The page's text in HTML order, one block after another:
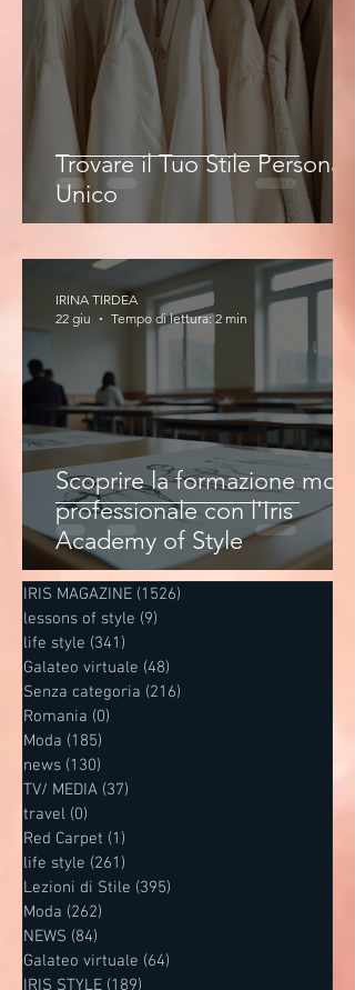
Trovare il Tuo Stile Personale
Unico
Scoprire la formazione moda
professionale con l'Iris
Academy of Style
IRINA TIRDEA
22 giu
Tempo di lettura: 2 min
IRIS MAGAZINE (1526)
lessons of style (9)
life style (341)
Galateo virtuale (48)
Senza categoria (216)
Romania (0)
Moda (185)
news (130)
TV/ MEDIA (37)
travel (0)
Red Carpet (1)
life style (261)
Lezioni di Stile (395)
Moda (262)
NEWS (84)
Galateo virtuale (64)
IRIS STYLE (189)